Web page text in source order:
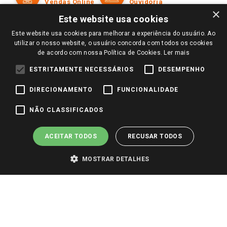
Perguntas frequentes
Trabalhe Conosco
Identidade Visual
Políticas de entrega
Trocas e Devoluções
Vendas Online
Ouvidoria
Redes Sociais
Pagamento e Segurança
×
Este website usa cookies
Este website usa cookies para melhorar a experiência do usuário. Ao
utilizar o nosso website, o usuário concorda com todos os cookies
de acordo com nossa Política de Cookies. Ler mais
ESTRITAMENTE NECESSÁRIOS DESEMPENHO
DIRECIONAMENTO FUNCIONALIDADE
NÃO CLASSIFICADOS
ACEITAR TODOS RECUSAR TODOS
MOSTRAR DETALHES